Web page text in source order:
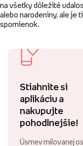
na všetky dôležité
alebo narodeniny, ale je
spomienok.
Stiahnite si
aplikáciu a
nakupujte
pohodlnejšie!
Úsmev milovanej